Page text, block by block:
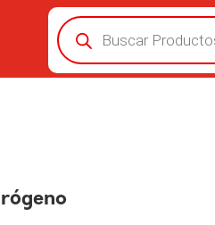
Búsqueda
de
productos